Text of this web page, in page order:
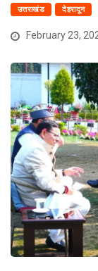
उत्तराखंड देहरादून
February 23,